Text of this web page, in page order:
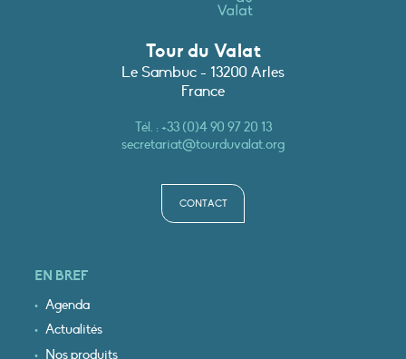
Tour du Valat
Le Sambuc - 13200 Arles
France
Tél. :+33 (0)4 90 97 20 13
secretariat@tourduvalat.org
CONTACT
EN BREF
Agenda
Actualités
Nos produits